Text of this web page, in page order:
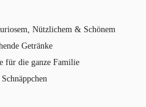
Nützlichem & Schönem
Getränke
für die ganze Familie